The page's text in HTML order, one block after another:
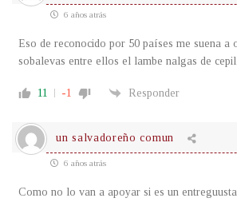
6 años atrás
Eso de reconocido por 50 países me suena
sobalevas entre ellos el lambe nalgas de
11 -1 Responder
un salvadoreño comun
6 años atrás
Como no lo van a apoyar si es un